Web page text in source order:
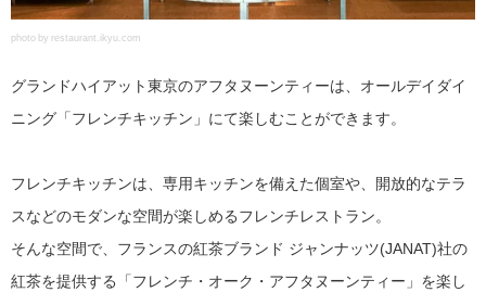
photo by restaurant.ikyu.com
グランドハイアット東京のアフタヌーンティーは、オールデイダイ
ニング「フレンチキッチン」にて楽しむことができます。
フレンチキッチンは、専用キッチンを備えた個室や、開放的なテラ
スなどのモダンな空間が楽しめるフレンチレストラン。
そんな空間で、フランスの紅茶ブランド ジャンナッツ(JANAT)社の
紅茶を提供する「フレンチ・オーク・アフタヌーンティー」を楽し